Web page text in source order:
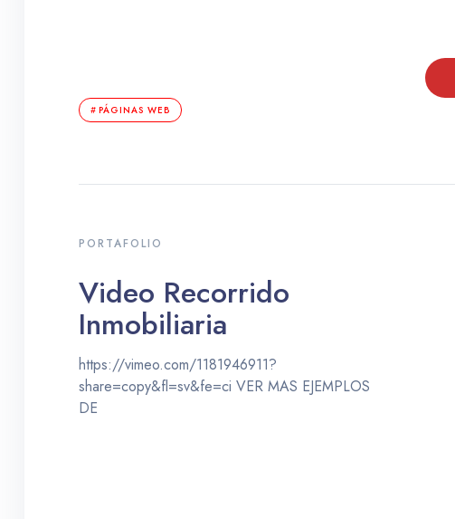
PÁGINAS WEB
PORTAFOLIO
Video Recorrido
Inmobiliaria
https://vimeo.com/1181946911?
share=copy&fl=sv&fe=ci VER MAS EJEMPLOS
DE